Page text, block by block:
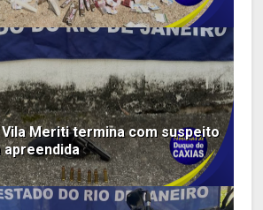
Meriti termina com suspeito